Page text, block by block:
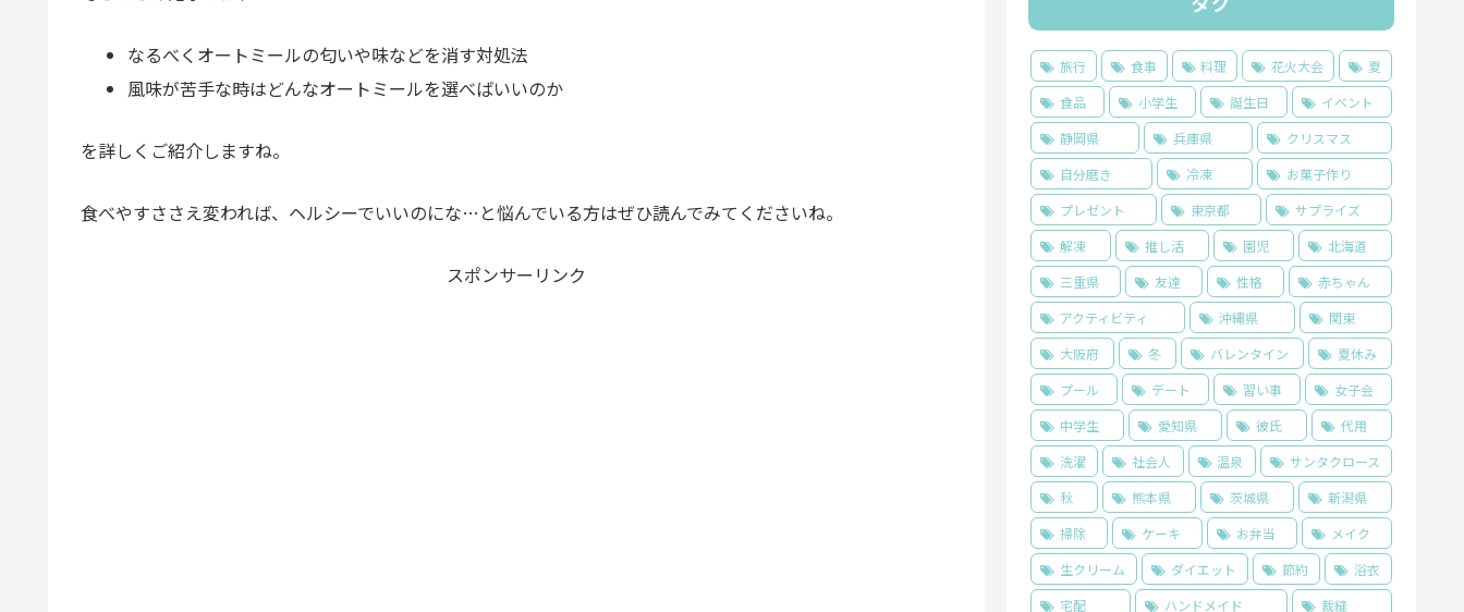
なるべくオートミールの匂いや味などを消す対処法
風味が苦手な時はどんなオートミールを選べばいいのか
を詳しくご紹介しますね。
食べやすささえ変われば、ヘルシーでいいのにな…と悩んでいる方はぜひ読んでみてくださいね。
スポンサーリンク
旅行 食事 料理 花火大会
夏
食品
小学生 誕生日
イベント
静岡県
兵庫県
クリスマス
自分磨き
冷凍
お菓子作り
プレゼント
東京都
サプライズ
解凍
推し活 園児
北海道
三重県
友達 性格
赤ちゃん
アクティビティ
沖縄県
関東
大阪府
冬 バレンタイン
夏休み
プール
デート 習い事
女子会
中学生
愛知県 彼氏
代用
洗濯
社会人 温泉
サンタクロース
秋
熊本県 茨城県
新潟県
掃除
ケーキ お弁当
メイク
生クリーム
ダイエット 節約
浴衣
宅配
ハンドメイド 裁縫